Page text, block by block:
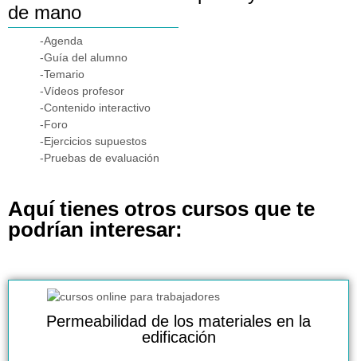
de mano
-Agenda
-Guía del alumno
-Temario
-Vídeos profesor
-Contenido interactivo
-Foro
-Ejercicios supuestos
-Pruebas de evaluación
Aquí tienes otros cursos que te
podrían interesar:
Permeabilidad de los materiales en la
edificación